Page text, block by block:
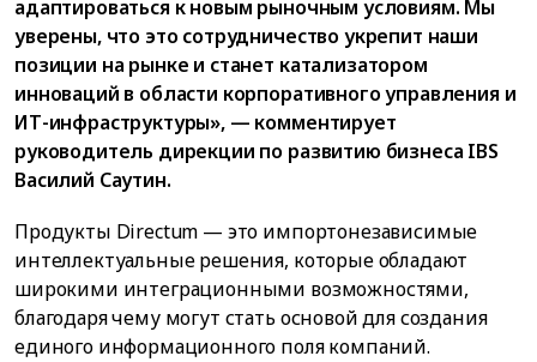
адаптироваться к новым рыночным условиям. Мы
уверены, что это сотрудничество укрепит наши
позиции на рынке и станет катализатором
инноваций в области корпоративного управления и
ИТ-инфраструктуры», — комментирует
руководитель дирекции по развитию бизнеса IBS
Василий Саутин.
Продукты Directum — это импортонезависимые
интеллектуальные решения, которые обладают
широкими интеграционными возможностями,
благодаря чему могут стать основой для создания
единого информационного поля компаний.